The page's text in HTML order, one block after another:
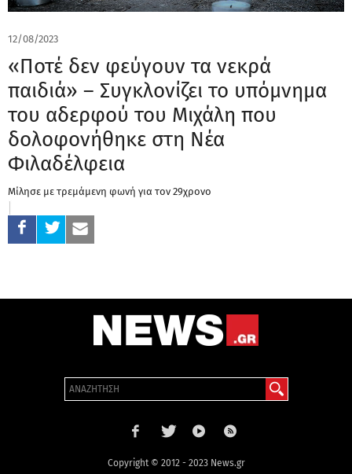
12/08/2023
«Ποτέ δεν φεύγουν τα νεκρά
παιδιά» – Συγκλονίζει το υπόμνημα
του αδερφού του Μιχάλη που
δολοφονήθηκε στη Νέα
Φιλαδέλφεια
Μίλησε με τρεμάμενη φωνή για τον 29χρονο
Copyright © 2012 - 2023 News.gr